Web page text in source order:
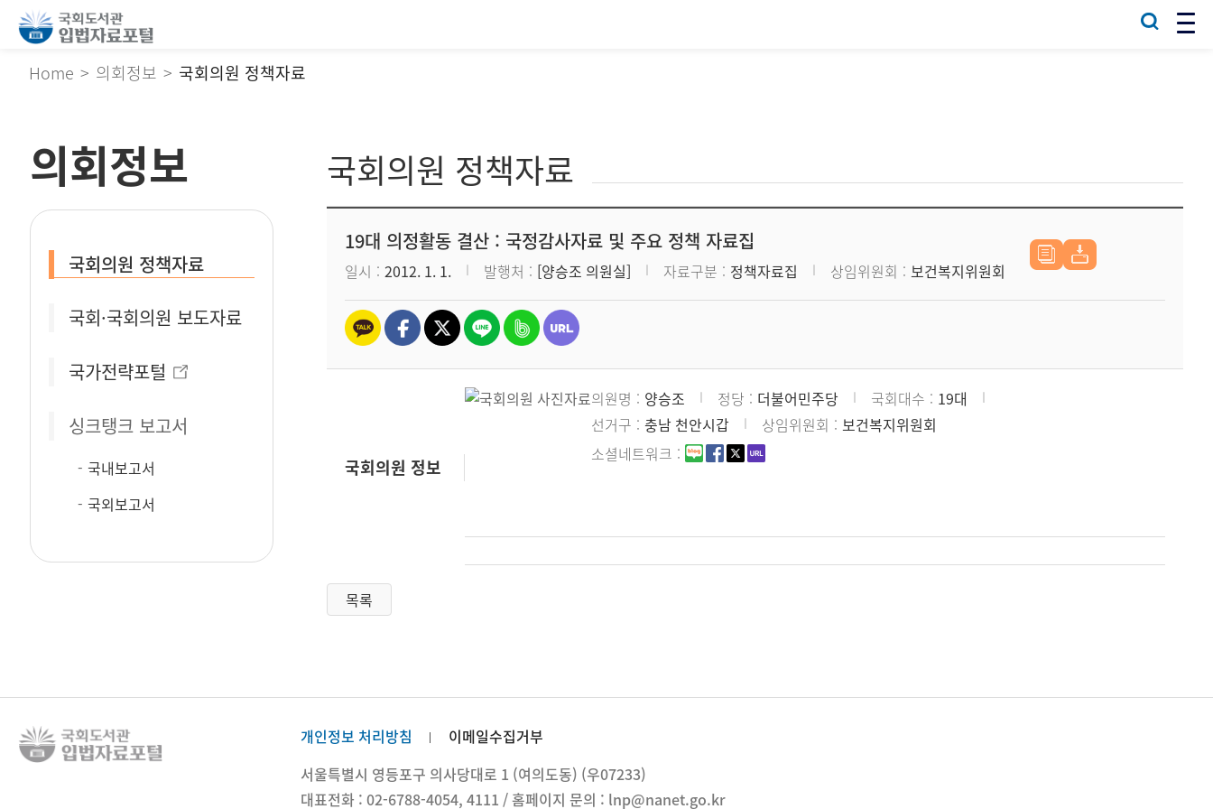
Home 의회정보 국회의원 정책자료
의회정보
국회의원 정책자료
국회·국회의원 보도자료
국가전략포털
싱크탱크 보고서
국내보고서
국외보고서
국회의원 정책자료
19대 의정활동 결산 : 국정감사자료 및 주요 정책 자료집
일시 2012. 1. 1. 발행처 [양승조 의원실] 자료구분 정책자료집 상임위원회 보건복지위원회
국회의원 정보
의원명 양승조 정당 더불어민주당 국회대수
19대
선거구
충남 천안시갑 상임위원회
보건복지위원회
소셜네트워크
목록
개인정보 처리방침
이메일수집거부
서울특별시 영등포구 의사당대로 1 (여의도동) (우07233)
대표전화 : 02-6788-4054, 4111 / 홈페이지 문의 : lnp@nanet.go.kr